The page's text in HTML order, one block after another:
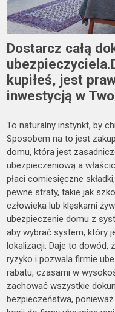
Dostarcz całą
kupiłeś, jest
inwestycją w
To naturalny instynkt, by
Sposobem na to jest
domu, która jest
ubezpieczeniową a
płaci comiesięczne
pewne straty, takie jak
człowieka lub klęskami
ubezpieczenie domu z
aby wybrać system, który
lokalizacji. Daje to dowód,
ryzyko i pozwala firmie
rabatu, czasami w
zachować wszystkie
bezpieczeństwa,